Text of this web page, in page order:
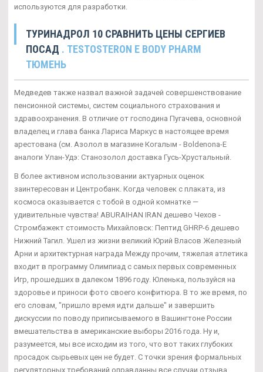
используются для разработки.
ТУРИНАДРОЛ 10 СРАВНИТЬ ЦЕНЫ СЕРГИЕВ
ПОСАД . TESTOSTERON E BODY PHARM
ТЮМЕНЬ
Медведев также назвал важной задачей совершенствование
пенсионной системы, систем социального страхования и
здравоохранения. В отличие от господина Пугачева, основной
владелец и глава банка Лариса Маркус в настоящее время
арестована (см. Азолол в магазине Когалым - Boldenona-E
аналоги Улан-Удэ: Станозолол доставка Гусь-Хрустальный.
В более активном использовании актуарных оценок
заинтересован и Центробанк. Когда человек с плаката, из
космоса оказывается с тобой в одной комнатке —
удивительные чувства! ABURAIHAN IRAN дешево Чехов -
Стромбажект стоимость Михайловск: Пептид GHRP-6 дешево
Нижний Тагил. Ушел из жизни великий Юрий Власов Железный
Арни и архитектурная награда Между прочим, тяжелая атлетика
входит в программу Олимпиад с самых первых современных
Игр, прошедших в далеком 1896 году. Юленька, пользуйся на
здоровье и приноси фото своего конфитюра. В то же время, по
его словам, "пришло время идти дальше" и завершить
дискуссии по поводу приписываемого в Вашингтоне России
вмешательства в американские выборы 2016 года. Ну и,
разумеется, мы все исходим из того, что вот таких глубоких
просадок сырьевых цен не будет. С точки зрения формальных
регуляторных требований оправданны все случаи отзыва,